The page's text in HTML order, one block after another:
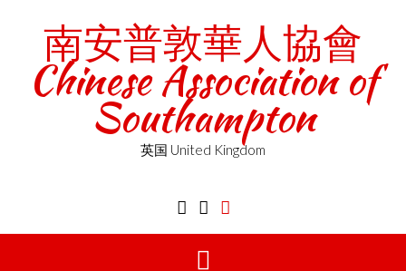
南安普敦華人協會
Chinese Association of
Southampton
英国 United Kingdom